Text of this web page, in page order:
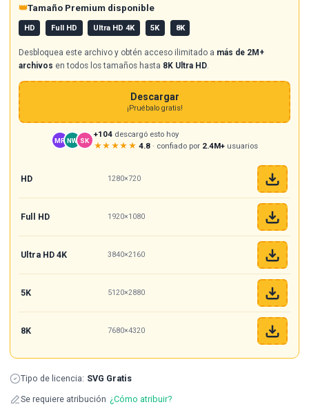
👑Tamaño Premium disponible
HD Full HD Ultra HD 4K 5K 8K
Desbloquea este archivo y obtén acceso ilimitado a más de 2M+
archivos en todos los tamaños hasta 8K Ultra HD.
Descargar
¡Pruébalo gratis!
MR NW SK
+104descargó esto hoy
★★★★★ 4.8 · confiado por 2.4M+ usuarios
HD 1280×720
Full HD 1920×1080
Ultra HD 4K 3840×2160
5K 5120×2880
8K 7680×4320
Tipo de licencia: SVG Gratis
Se requiere atribución ¿Cómo atribuir?